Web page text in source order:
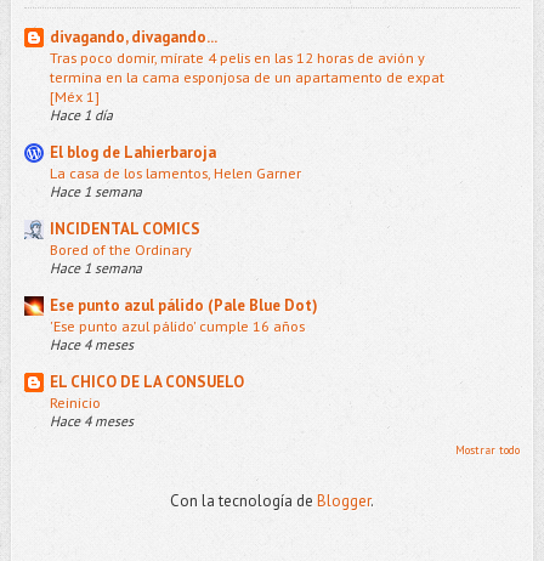
divagando, divagando...
Tras poco domir, mírate 4 pelis en las 12 horas de avión y
termina en la cama esponjosa de un apartamento de expat
[Méx 1]
Hace 1 día
El blog de Lahierbaroja
La casa de los lamentos, Helen Garner
Hace 1 semana
INCIDENTAL COMICS
Bored of the Ordinary
Hace 1 semana
Ese punto azul pálido (Pale Blue Dot)
'Ese punto azul pálido' cumple 16 años
Hace 4 meses
EL CHICO DE LA CONSUELO
Reinicio
Hace 4 meses
Mostrar todo
Con la tecnología de Blogger.